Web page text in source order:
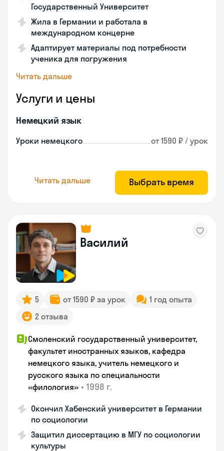
Государственный Университет
Жила в Германии и работала в
международном концерне
Адаптирует материалы под потребности
ученика для погружения
Читать дальше
Услуги и цены
Немецкий язык
Уроки немецкого от 1590 ₽ / урок
Читать дальше Выбрать время
Василий
5 от 1590 ₽ за урок
1 год опыта
2 отзыва
Смоленский государственный университет,
факультет иностранных языков, кафедра
немецкого языка, учитель немецкого и
русского языка по специальности
«филология» • 1998 г.
Окончил Хабенский университет в Германии
по социологии
Защитил диссертацию в МГУ по социологии
культуры